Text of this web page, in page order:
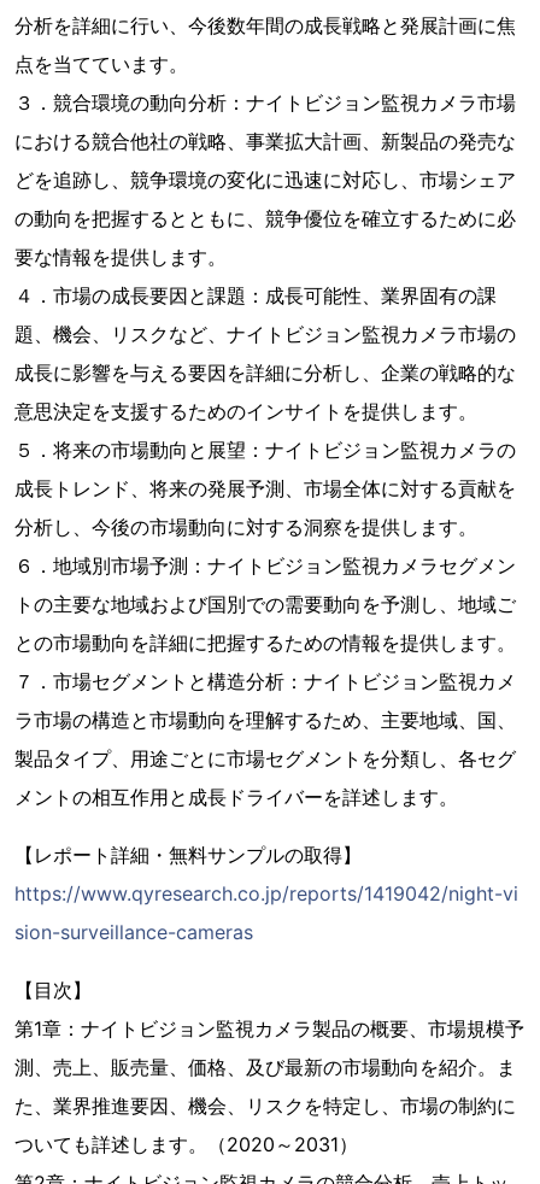
分析を詳細に行い、今後数年間の成長戦略と発展計画に焦
点を当てています。
３．競合環境の動向分析：ナイトビジョン監視カメラ市場
における競合他社の戦略、事業拡大計画、新製品の発売な
どを追跡し、競争環境の変化に迅速に対応し、市場シェア
の動向を把握するとともに、競争優位を確立するために必
要な情報を提供します。
４．市場の成長要因と課題：成長可能性、業界固有の課
題、機会、リスクなど、ナイトビジョン監視カメラ市場の
成長に影響を与える要因を詳細に分析し、企業の戦略的な
意思決定を支援するためのインサイトを提供します。
５．将来の市場動向と展望：ナイトビジョン監視カメラの
成長トレンド、将来の発展予測、市場全体に対する貢献を
分析し、今後の市場動向に対する洞察を提供します。
６．地域別市場予測：ナイトビジョン監視カメラセグメン
トの主要な地域および国別での需要動向を予測し、地域ご
との市場動向を詳細に把握するための情報を提供します。
７．市場セグメントと構造分析：ナイトビジョン監視カメ
ラ市場の構造と市場動向を理解するため、主要地域、国、
製品タイプ、用途ごとに市場セグメントを分類し、各セグ
メントの相互作用と成長ドライバーを詳述します。
【レポート詳細・無料サンプルの取得】
https://www.qyresearch.co.jp/reports/1419042/night-vi
sion-surveillance-cameras
【目次】
第1章：ナイトビジョン監視カメラ製品の概要、市場規模予
測、売上、販売量、価格、及び最新の市場動向を紹介。ま
た、業界推進要因、機会、リスクを特定し、市場の制約に
ついても詳述します。（2020～2031）